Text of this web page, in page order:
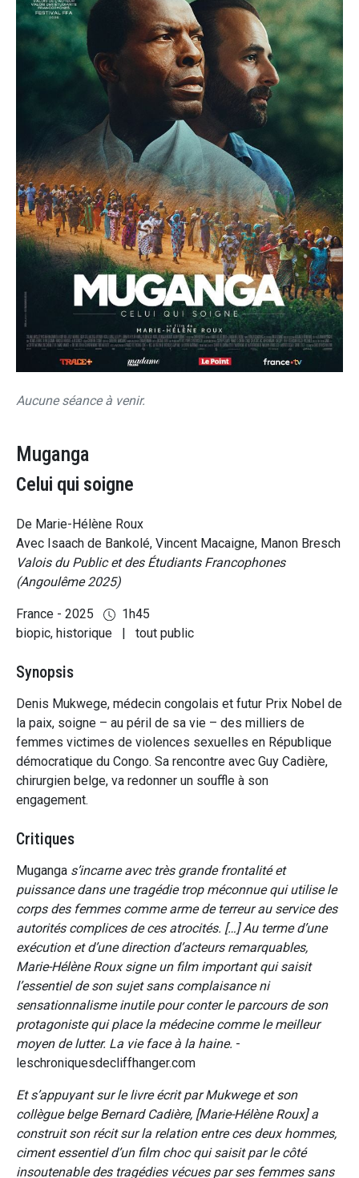
Aucune séance à venir.
Muganga
Celui qui soigne
De Marie-Hélène Roux
Avec Isaach de Bankolé, Vincent Macaigne, Manon Bresch
Valois du Public et des Étudiants Francophones
(Angoulême 2025)
France - 2025
1h45
biopic, historique
| tout public
Synopsis
Denis Mukwege, médecin congolais et futur Prix Nobel de
la paix, soigne – au péril de sa vie – des milliers de
femmes victimes de violences sexuelles en République
démocratique du Congo. Sa rencontre avec Guy Cadière,
chirurgien belge, va redonner un souffle à son
engagement.
Critiques
Muganga s’incarne avec très grande frontalité et
puissance dans une tragédie trop méconnue qui utilise le
corps des femmes comme arme de terreur au service des
autorités complices de ces atrocités. […] Au terme d’une
exécution et d’une direction d’acteurs remarquables,
Marie-Hélène Roux signe un film important qui saisit
l’essentiel de son sujet sans complaisance ni
sensationnalisme inutile pour conter le parcours de son
protagoniste qui place la médecine comme le meilleur
moyen de lutter. La vie face à la haine. -
leschroniquesdecliffhanger.com
Et s’appuyant sur le livre écrit par Mukwege et son
collègue belge Bernard Cadière, [Marie-Hélène Roux] a
construit son récit sur la relation entre ces deux hommes,
ciment essentiel d’un film choc qui saisit par le côté
insoutenable des tragédies vécues par ses femmes sans